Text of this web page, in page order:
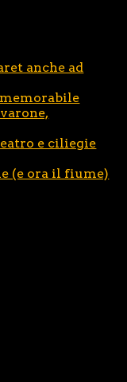
anche ad
e ciliegie
(e ora il fiume)